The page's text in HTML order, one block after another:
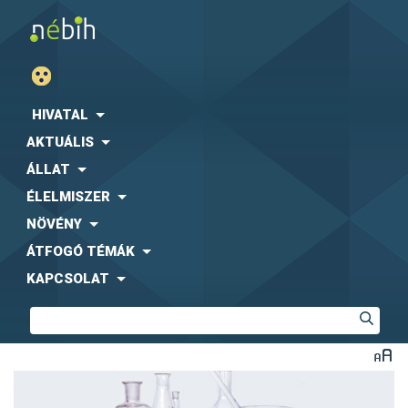
HIVATAL
AKTUÁLIS
ÁLLAT
ÉLELMISZER
NÖVÉNY
ÁTFOGÓ TÉMÁK
KAPCSOLAT